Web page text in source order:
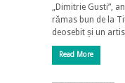
„Dimitrie Gusti”,
rămas bun de la
deosebit și un
Read More